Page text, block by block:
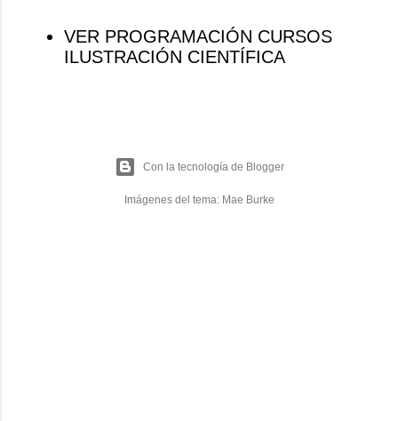
VER PROGRAMACIÓN CURSOS
ILUSTRACIÓN CIENTÍFICA
Con la tecnología de Blogger
Imágenes del tema: Mae Burke